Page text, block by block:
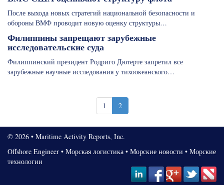
После выхода новых стратегий национальной безопасности и
обороны ВМФ проводит новую оценку структуры…
Филиппины запрещают зарубежные
исследовательские суда
Филиппинский президент Родриго Дютерте запретил все
зарубежные научные исследования у тихоокеанского…
1 2
© 2026 • Maritime Activity Reports, Inc.
Offshore Engineer • Морская логистика • Морские новости • Морские
технологии